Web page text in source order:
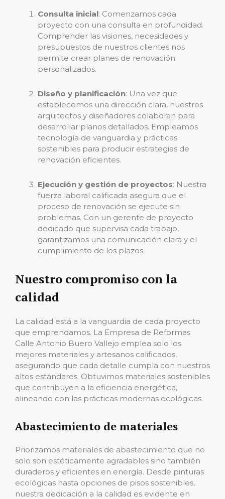
Consulta inicial: Comenzamos cada
proyecto con una consulta en profundidad.
Comprender las visiones, necesidades y
presupuestos de nuestros clientes nos
permite crear planes de renovación
personalizados.
Diseño y planificación: Una vez que
establecemos una dirección clara, nuestros
arquitectos y diseñadores colaboran para
desarrollar planos detallados. Empleamos
tecnología de vanguardia y prácticas
sostenibles para producir estrategias de
renovación eficientes.
Ejecución y gestión de proyectos: Nuestra
fuerza laboral calificada asegura que el
proceso de renovación se ejecute sin
problemas. Con un gerente de proyecto
dedicado que supervisa cada trabajo,
garantizamos una comunicación clara y el
cumplimiento de los plazos.
Nuestro compromiso con la
calidad
La calidad está a la vanguardia de cada proyecto
que emprendamos. La Empresa de Reformas
Calle Antonio Buero Vallejo emplea solo los
mejores materiales y artesanos calificados,
asegurando que cada detalle cumpla con nuestros
altos estándares. Obtuvimos materiales sostenibles
que contribuyen a la eficiencia energética,
alineando con las prácticas modernas ecológicas.
Abastecimiento de materiales
Priorizamos materiales de abastecimiento que no
solo son estéticamente agradables sino también
duraderos y eficientes en energía. Desde pinturas
ecológicas hasta opciones de pisos sostenibles,
nuestra dedicación a la calidad es evidente en